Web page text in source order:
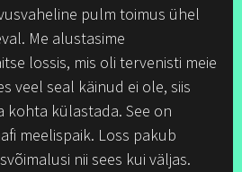
pulm toimus ühel
Me alustasime
lossis, mis oli tervenisti meie
veel seal käinud ei ole, siis
kohta külastada. See on
meelispaik. Loss pakub
nii sees kui väljas.